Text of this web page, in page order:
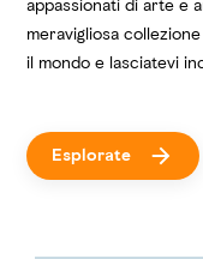
appassionati di arte e
meravigliosa
il mondo e lasciatevi
Esplorate